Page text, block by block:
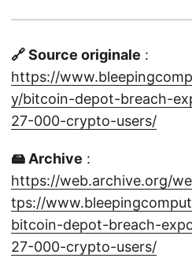
🔗 Source originale :
https://
y/bitcoin-depot-breach-
27-000-crypto-users/
🖴 Archive :
https://web.archive.org/
tps://
bitcoin-depot-breach-
27-000-crypto-users/